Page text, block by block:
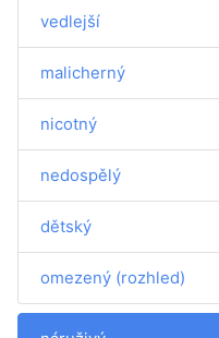
vedlejší
malicherný
nicotný
nedospělý
dětský
omezený (rozhled)